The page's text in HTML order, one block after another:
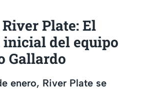
Plate: El
inicial del equipo
Gallardo
enero, River Plate se